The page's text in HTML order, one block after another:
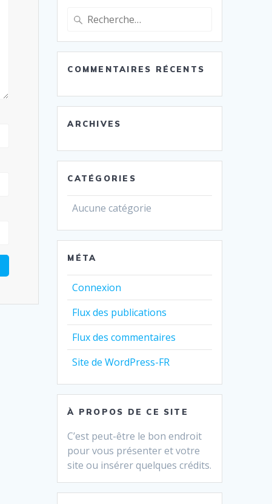
Recherche
pour
:
COMMENTAIRES RÉCENTS
ARCHIVES
CATÉGORIES
Aucune catégorie
MÉTA
Connexion
Flux des publications
Flux des commentaires
Site de WordPress-FR
À PROPOS DE CE SITE
C’est peut-être le bon endroit
pour vous présenter et votre
site ou insérer quelques crédits.